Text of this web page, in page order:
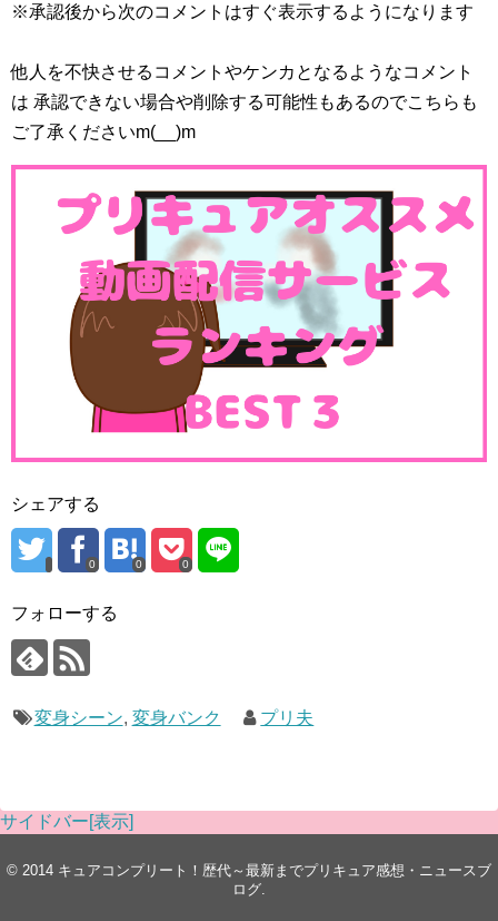
※承認後から次のコメントはすぐ表示するようになります
他人を不快させるコメントやケンカとなるようなコメント
は 承認できない場合や削除する可能性もあるのでこちらも
ご了承くださいm(__)m
シェアする
0 0 0
フォローする
変身シーン, 変身バンク プリ夫
サイドバー[表示]
© 2014 キュアコンプリート！歴代～最新までプリキュア感想・ニュースブ
ログ.